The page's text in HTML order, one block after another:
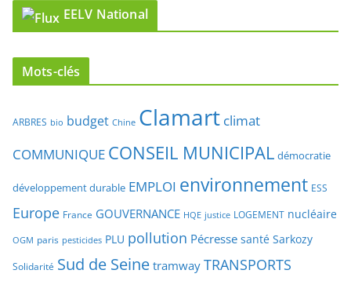
COMMUNIQUECONSEIL MUNICIPAL
Europe France
Solidarité Sud de Seine tramway TRANSPORTS
TRIBUNE URBANISME verts
véloécologie économie
éducation élections énergie
Méta